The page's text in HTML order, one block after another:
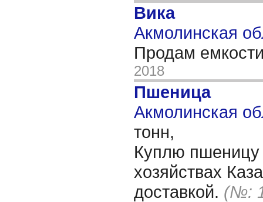
Вика
Акмолинская
Продам
2018
Пшеница
Акмолинская
тонн,
Куплю пшеницу
хозяйствах
доставкой. (№: